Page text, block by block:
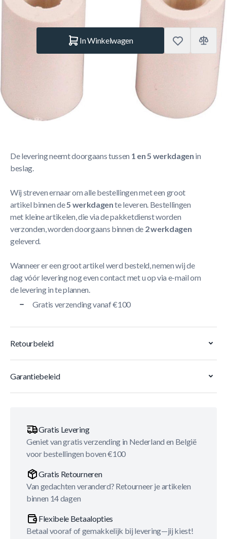
€ 5.– Op voorraad
In Winkelwagen
Buffalo Fiber Pool Ferrule 13mm (per stuk)
De levering neemt doorgaans tussen 1 en 5 werkdagen in
beslag.
Wij streven ernaar om alle bestellingen met een groot
artikel binnen de5 werkdagente leveren. Bestellingen
met kleine artikelen, die via de pakketdienst worden
verzonden, worden doorgaans binnen de 2 werkdagen
geleverd.
Wanneer er een groot artikel werd besteld, nemen wij de
dag vóór levering nog even contact met u op via e-mail om
de levering in te plannen.
Gratis verzending vanaf €100
Retourbeleid
Garantiebeleid
Gratis Levering
Geniet van gratis verzending in Nederland en België
voor bestellingen boven €100
Gratis Retourneren
Van gedachten veranderd? Retourneer je artikelen
binnen 14 dagen
Flexibele Betaalopties
Betaal vooraf of gemakkelijk bij levering—jij kiest!